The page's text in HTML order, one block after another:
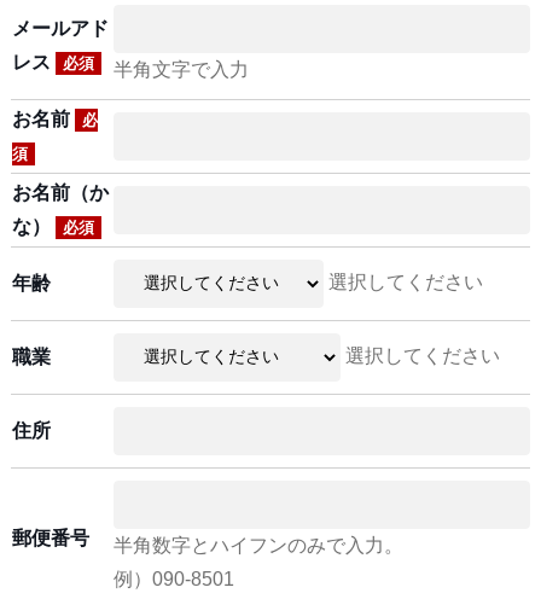
メールアド
レス
必須 半角文字で入力
お名前
必
須
お名前（か
な）
必須
年齢 選択してください
職業 選択してください
住所
郵便番号
半角数字とハイフンのみで入力。
例）090-8501